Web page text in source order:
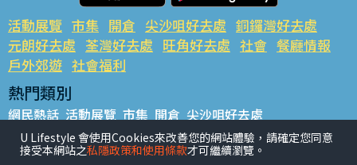
活動展覽 市集 開倉 尖沙咀好去處 銅鑼灣好去處
元朗好去處 荃灣好去處 旺角好去處 社會 餐廳情報
戶外郊遊 社會福利
熱門類別
網民熱話 活動展覽 市集 開倉 尖沙咀好去處
銅鑼灣好去處 元朗好去處 荃灣好去處 旺角好去處 社會
餐廳情報 戶外郊遊
U Lifestyle 會使用Cookies來改善您的網站體驗，請確定您同意
接受本網站之私隱政策和使用條款才可繼續瀏覽。